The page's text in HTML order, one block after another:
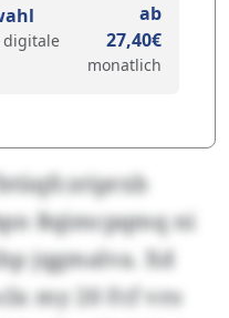
digitale
ab
27,40€
monatlich
Rqimcpqmq ni
jqgmalva. Xd
my 20 Fcf vro